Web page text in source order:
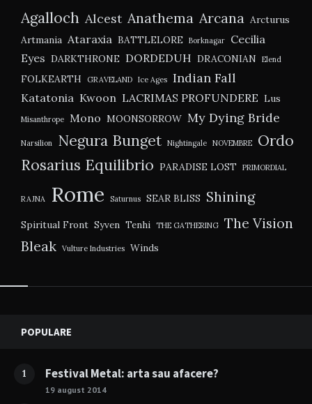
Agalloch Alcest Anathema Arcana Arcturus
Artmania Ataraxia BATTLELORE Borknagar
Cecilia
Eyes DARKTHRONE DORDEDUH DRACONIAN Elend
FOLKEARTH GRAVELAND Ice Ages Indian Fall
Katatonia Kwoon LACRIMAS PROFUNDERE Lus
Misanthrope Mono MOONSORROW My Dying Bride
Narsilion Negura Bunget Nightingale NOVEMBRE
Ordo
Rosarius Equilibrio PARADISE LOST PRIMORDIAL
RAJNA Rome Saturnus SEAR BLISS Shining
Spiritual Front Syven Tenhi THE GATHERING The Vision
Bleak Vulture Industries Winds
Widgets
POPULARE
1 Festival Metal: arta sau afacere?
19 august 2014